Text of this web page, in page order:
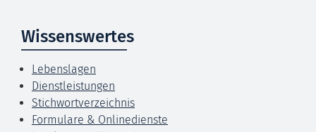
Wissenswertes
Lebenslagen
Dienstleistungen
Stichwortverzeichnis
Formulare & Onlinedienste